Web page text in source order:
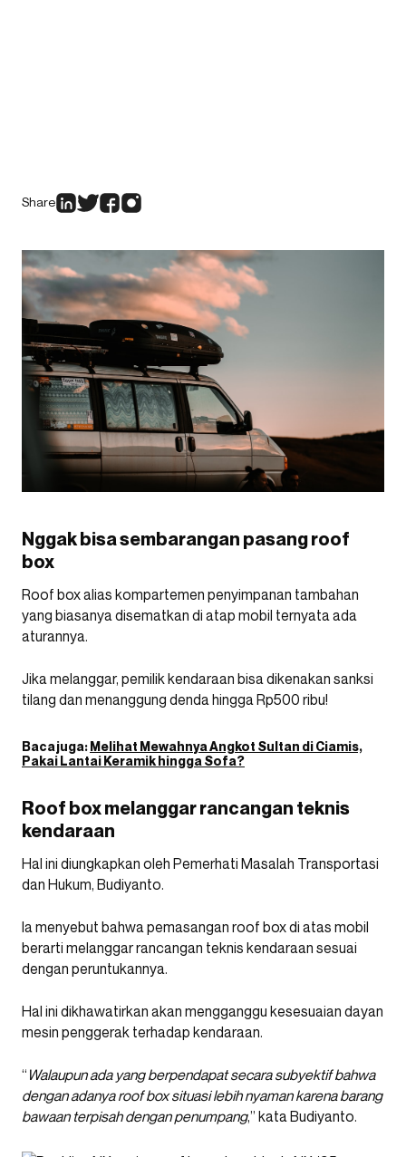
Share
Nggak bisa sembarangan pasang roof
box
Roof box alias kompartemen penyimpanan tambahan
yang biasanya disematkan di atap mobil ternyata ada
aturannya.
Jika melanggar, pemilik kendaraan bisa dikenakan sanksi
tilang dan menanggung denda hingga Rp500 ribu!
Baca juga:Melihat Mewahnya Angkot Sultan di Ciamis,
Pakai Lantai Keramik hingga Sofa?
Roof box melanggar rancangan teknis
kendaraan
Hal ini diungkapkan oleh Pemerhati Masalah Transportasi
dan Hukum, Budiyanto.
Ia menyebut bahwa pemasangan roof box di atas mobil
berarti melanggar rancangan teknis kendaraan sesuai
dengan peruntukannya.
Hal ini dikhawatirkan akan mengganggu kesesuaian dayan
mesin penggerak terhadap kendaraan.
“ Walaupun ada yang berpendapat secara subyektif bahwa
dengan adanya roof box situasi lebih nyaman karena barang
bawaan terpisah dengan penumpang,” kata Budiyanto.